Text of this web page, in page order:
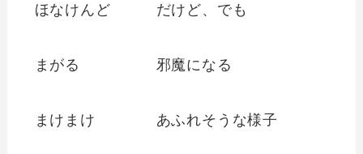
ほなけんど だけど、でも
まがる 邪魔になる
まけまけ あふれそうな様子